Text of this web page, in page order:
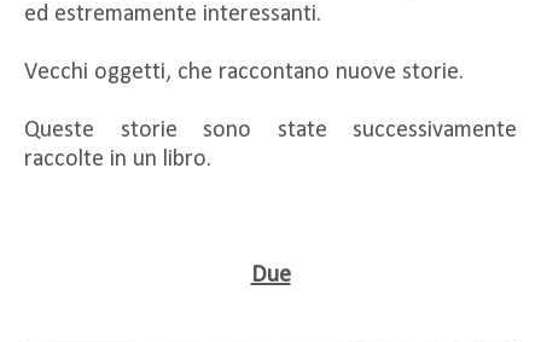
ed estremamente interessanti.
Vecchi oggetti, che raccontano nuove storie.
Queste storie sono state successivamente
raccolte in un libro.
Due